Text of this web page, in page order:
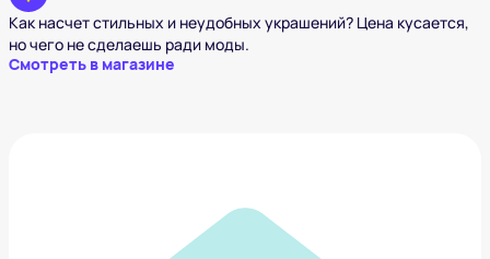
Как насчет стильных и неудобных украшений? Цена кусается,
но чего не сделаешь ради моды.
Смотреть в магазине